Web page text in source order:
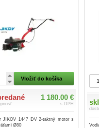
Vložiť do košíka
1 180.00 €
s DPH
JIKOV 1447 DV 2-taktný motor s
Ø80